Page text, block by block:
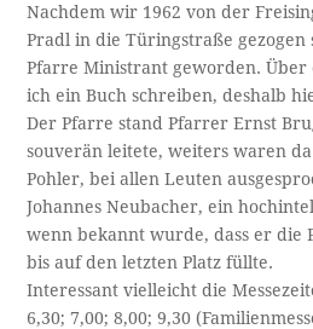
Nachdem wir 1962 von der
Pradl in die Türingstraße
Pfarre Ministrant geworden. Über
ich ein Buch schreiben, deshalb
Der Pfarre stand Pfarrer Ernst
souverän leitete, weiters waren
Pohler, bei allen Leuten
Johannes Neubacher, ein
wenn bekannt wurde, dass er die
bis auf den letzten Platz füllte.
Interessant vielleicht die
6,30; 7,00; 8,00; 9,30